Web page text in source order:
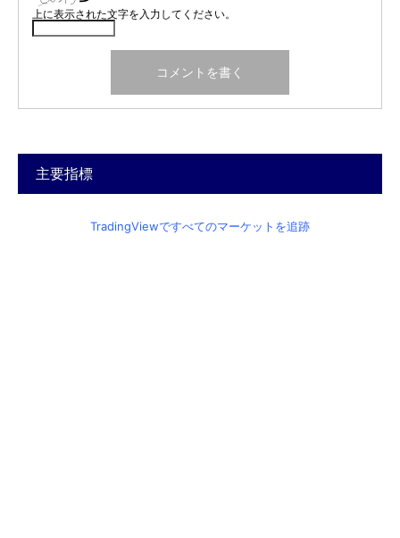
上に表示された文字を入力してください。
主要指標
TradingViewですべてのマーケットを追跡